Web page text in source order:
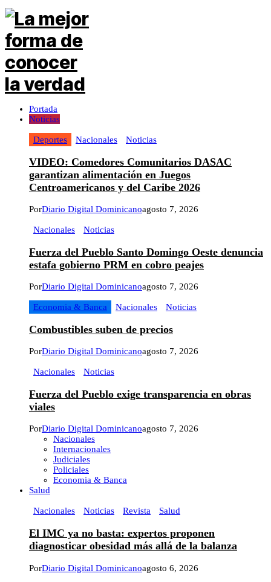
Portada
Noticias
Deportes Nacionales Noticias
VIDEO: Comedores Comunitarios DASAC
garantizan alimentación en Juegos
Centroamericanos y del Caribe 2026
PorDiario Digital Dominicanoagosto 7, 2026
Nacionales Noticias
Fuerza del Pueblo Santo Domingo Oeste denuncia
estafa gobierno PRM en cobro peajes
PorDiario Digital Dominicanoagosto 7, 2026
Economia & Banca Nacionales Noticias
Combustibles suben de precios
PorDiario Digital Dominicanoagosto 7, 2026
Nacionales Noticias
Fuerza del Pueblo exige transparencia en obras
viales
PorDiario Digital Dominicanoagosto 7, 2026
Nacionales
Internacionales
Judiciales
Policiales
Economia & Banca
Salud
Nacionales Noticias Revista Salud
El IMC ya no basta: expertos proponen
diagnosticar obesidad más allá de la balanza
PorDiario Digital Dominicanoagosto 6, 2026